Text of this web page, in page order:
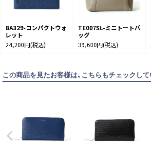
BA329-コンパクトウォ
レット
24,200円(税込)
TE007SL-ミニトートバ
ッグ
39,600円(税込)
この商品を見たお客様は、こちらもチェックし